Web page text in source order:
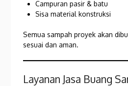
Campuran pasir & batu
Sisa material konstruksi
Semua sampah proyek akan
sesuai dan aman.
Layanan Jasa Buang